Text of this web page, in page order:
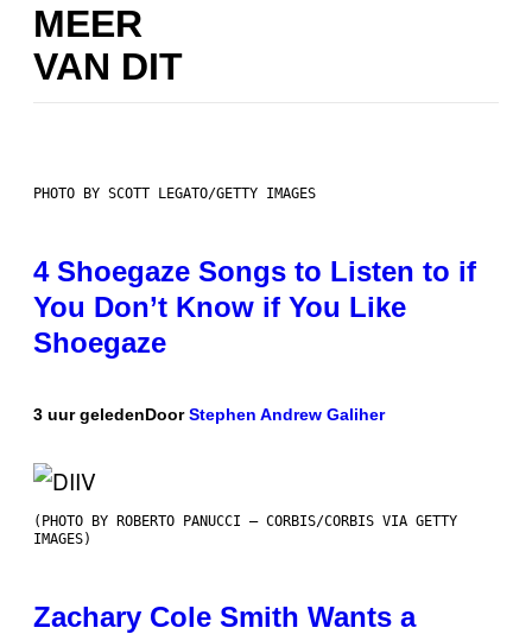
MEER
VAN DIT
PHOTO BY SCOTT LEGATO/GETTY IMAGES
4 Shoegaze Songs to Listen to if
You Don’t Know if You Like
Shoegaze
3 uur geledenDoorStephen Andrew Galiher
(PHOTO BY ROBERTO PANUCCI – CORBIS/CORBIS VIA GETTY
IMAGES)
Zachary Cole Smith Wants a